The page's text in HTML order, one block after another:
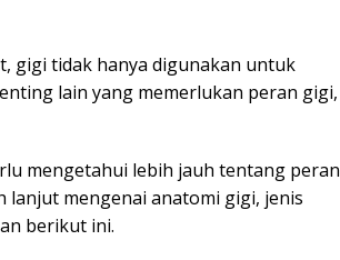
gigi tidak hanya digunakan untuk
lain yang memerlukan peran gigi,
mengetahui lebih jauh tentang peran
lanjut mengenai anatomi gigi, jenis
berikut ini.